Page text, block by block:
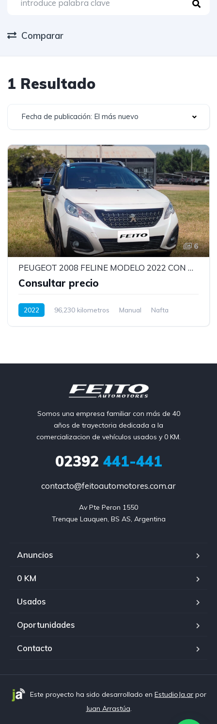
Comparar
1 Resultado
Fecha de publicación: El más nuevo
6
PEUGEOT 2008 FELINE MODELO 2022 CON MOTOR 1.6
Consultar precio
2022 96,230 kilometros Manual Nafta
Somos una empresa familiar con más de 40
años de trayectoria dedicada a la
comercializacion de vehículos usados y 0 KM.
02392 441-441
contacto@feitoautomotores.com.ar
Av Pte Peron 1550
Trenque Lauquen, BS AS, Argentina
Anuncios
0 KM
Usados
Oportunidades
Contacto
Este proyecto ha sido desarrollado en EstudioJa.ar por
Juan Arrastúa.
¿Podemos ayudarte?